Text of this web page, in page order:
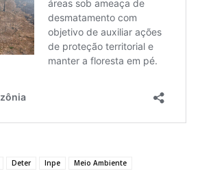
Deter Inpe Meio Ambiente